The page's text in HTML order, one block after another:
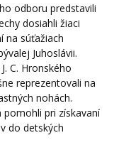
odboru predstavili
dosiahli žiaci
na súťažiach
Juhoslávii.
C. Hronského
reprezentovali na
nohách.
pomohli pri získavaní
do detských